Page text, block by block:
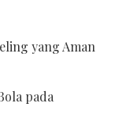
yang Aman
pada